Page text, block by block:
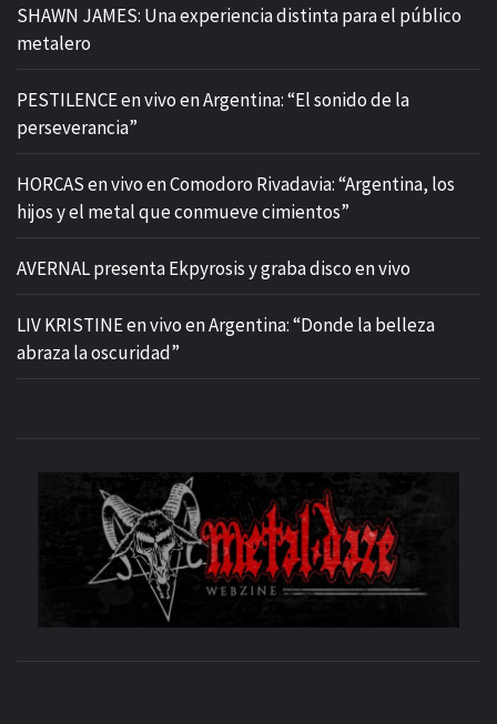
SHAWN JAMES: Una experiencia distinta para el público
metalero
PESTILENCE en vivo en Argentina: “El sonido de la
perseverancia”
HORCAS en vivo en Comodoro Rivadavia: “Argentina, los
hijos y el metal que conmueve cimientos”
AVERNAL presenta Ekpyrosis y graba disco en vivo
LIV KRISTINE en vivo en Argentina: “Donde la belleza
abraza la oscuridad”